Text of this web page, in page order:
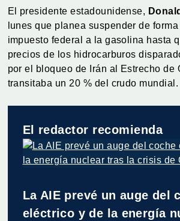
El presidente estadounidense,
lunes que planea suspender de forma
impuesto federal a la gasolina hasta
precios de los hidrocarburos
por el bloqueo de Irán al Estrecho de
transitaba un 20 % del crudo mundial.
El redactor recomienda
La AIE prevé un auge del
eléctrico y de la energía